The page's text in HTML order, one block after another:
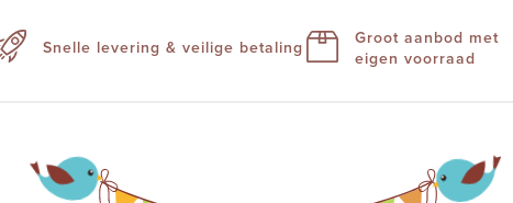
Snelle levering & veilige betaling
Groot aanbod met
eigen voorraad